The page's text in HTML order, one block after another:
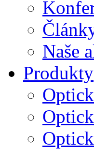
Naše
Produkty